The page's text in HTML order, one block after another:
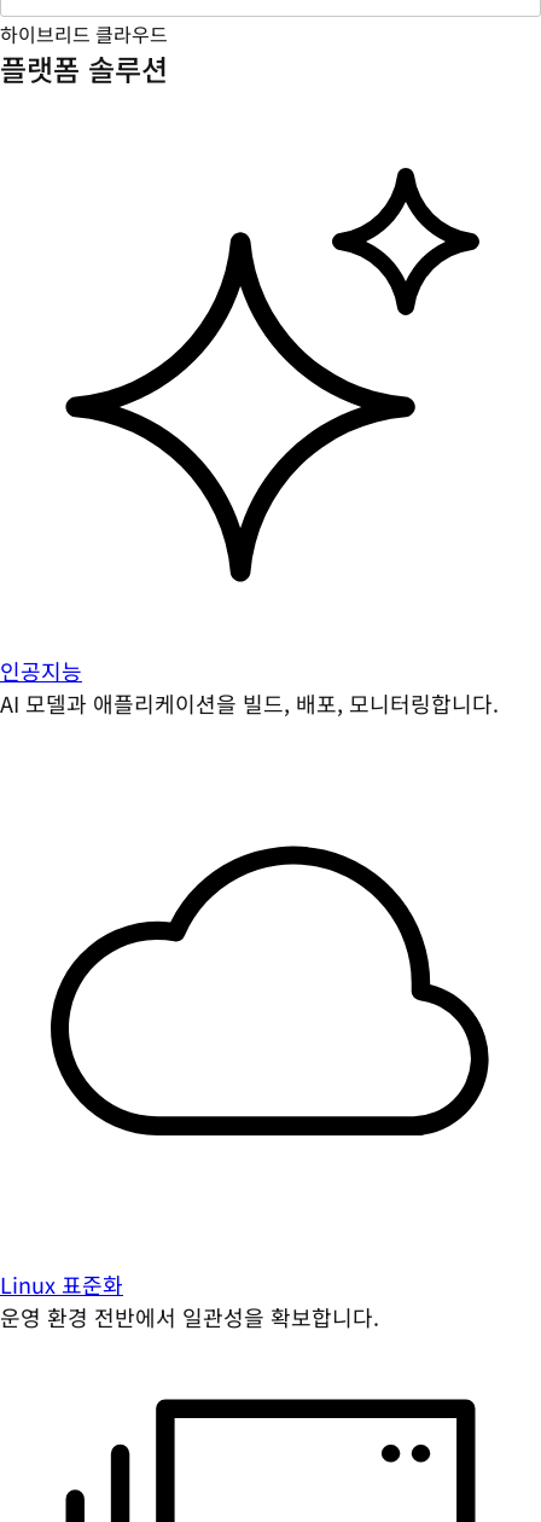
하이브리드 클라우드
플랫폼 솔루션
인공지능
AI 모델과 애플리케이션을 빌드, 배포, 모니터링합니다.
Linux 표준화
운영 환경 전반에서 일관성을 확보합니다.